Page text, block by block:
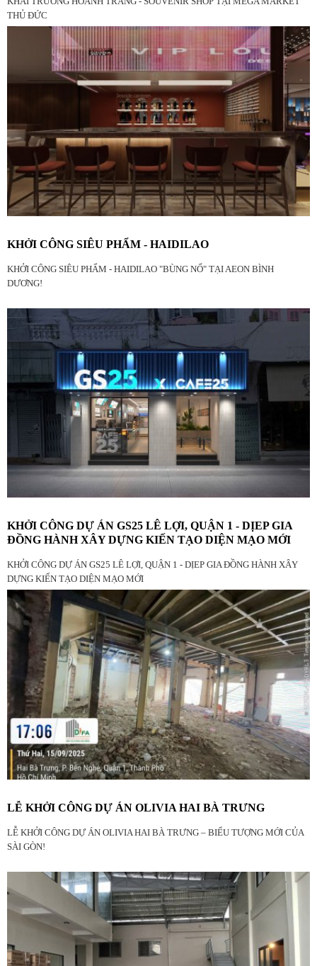
THỦ ĐỨC
KHỞI CÔNG SIÊU PHẨM - HAIDILAO
KHỞI CÔNG SIÊU PHẨM - HAIDILAO "BÙNG NỔ" TẠI AEON BÌNH
DƯƠNG!
KHỞI CÔNG DỰ ÁN GS25 LÊ LỢI, QUẬN 1 - DỊEP GIA
ĐỒNG HÀNH XÂY DỰNG KIẾN TẠO DIỆN MẠO MỚI
KHỞI CÔNG DỰ ÁN GS25 LÊ LỢI, QUẬN 1 - DỊEP GIA ĐỒNG HÀNH XÂY
DỰNG KIẾN TẠO DIỆN MẠO MỚI
LỄ KHỞI CÔNG DỰ ÁN OLIVIA HAI BÀ TRƯNG
LỄ KHỞI CÔNG DỰ ÁN OLIVIA HAI BÀ TRƯNG – BIỂU TƯỢNG MỚI CỦA
SÀI GÒN!